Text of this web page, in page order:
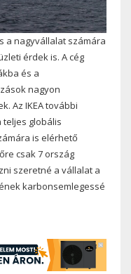
a nagyvállalat számára
érdek is. A cég
és a
nagyon
Az IKEA további
globális
is elérhető
csak 7 ország
szeretné a vállalat a
karbonsemlegessé